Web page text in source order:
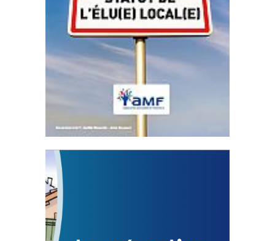
Statut de l’élu local
3 avril 2024
Mise à jour avril 2024
FEUILLETER